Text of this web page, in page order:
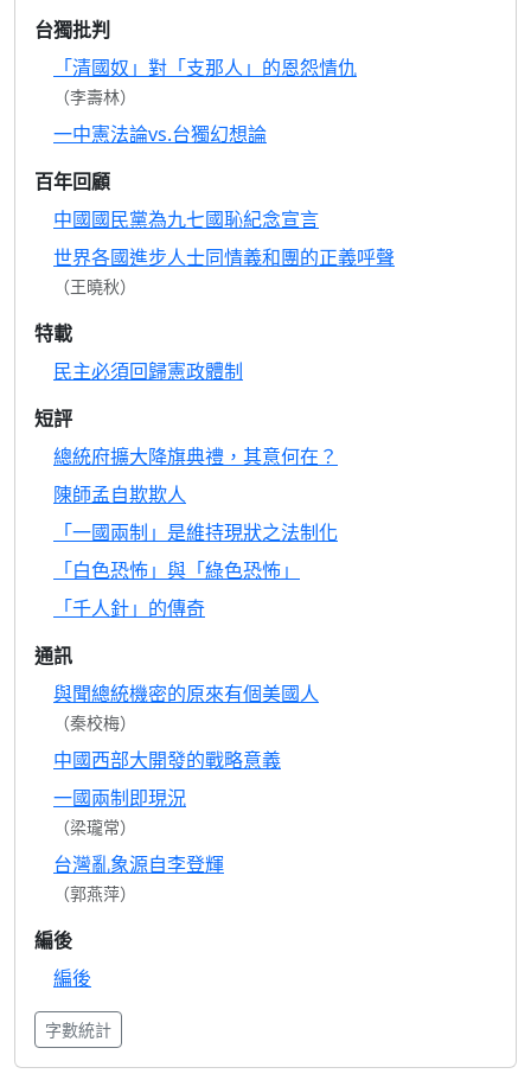
台獨批判
「清國奴」對「支那人」的恩怨情仇
（李壽林）
一中憲法論vs.台獨幻想論
百年回顧
中國國民黨為九七國恥紀念宣言
世界各國進步人士同情義和團的正義呼聲
（王曉秋）
特載
民主必須回歸憲政體制
短評
總統府擴大降旗典禮，其意何在？
陳師孟自欺欺人
「一國兩制」是維持現狀之法制化
「白色恐怖」與「綠色恐怖」
「千人針」的傳奇
通訊
與聞總統機密的原來有個美國人
（秦校梅）
中國西部大開發的戰略意義
一國兩制即現況
（梁瓏常）
台灣亂象源自李登輝
（郭燕萍）
編後
編後
字數統計